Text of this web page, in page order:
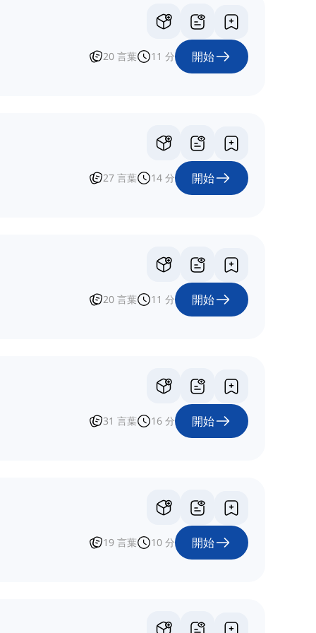
20 言葉 11 分 開始
27 言葉 14 分 開始
20 言葉 11 分 開始
31 言葉 16 分 開始
19 言葉 10 分 開始